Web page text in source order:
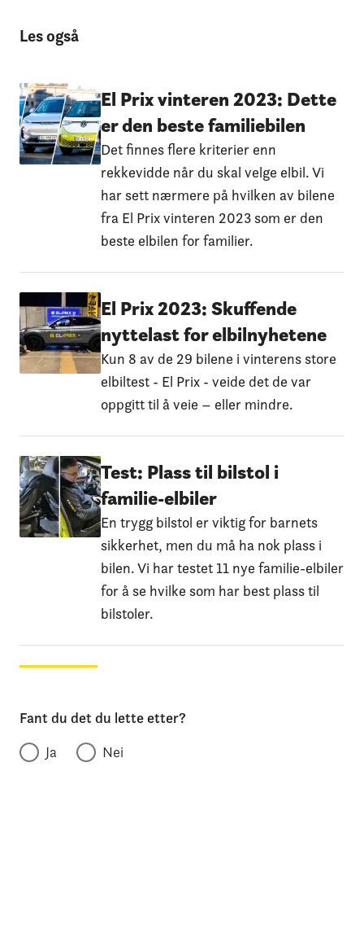
Les også
El Prix vinteren 2023: Dette
er den beste familiebilen
Det finnes flere kriterier enn
rekkevidde når du skal velge elbil. Vi
har sett nærmere på hvilken av bilene
fra El Prix vinteren 2023 som er den
beste elbilen for familier.
El Prix 2023: Skuffende
nyttelast for elbilnyhetene
Kun 8 av de 29 bilene i vinterens store
elbiltest - El Prix - veide det de var
oppgitt til å veie – eller mindre.
Test: Plass til bilstol i
familie-elbiler
En trygg bilstol er viktig for barnets
sikkerhet, men du må ha nok plass i
bilen. Vi har testet 11 nye familie-elbiler
for å se hvilke som har best plass til
bilstoler.
Fant du det du lette etter?
Ja
Nei